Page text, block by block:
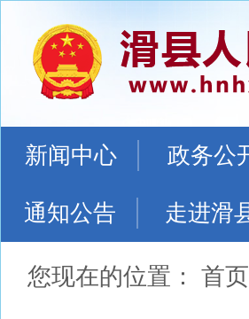
新闻中心 政务公
通知公告 走进滑
您现在的位置： 首页